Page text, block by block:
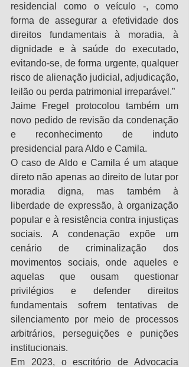
residencial como o veículo -, como
forma de assegurar a efetividade dos
direitos fundamentais à moradia, à
dignidade e à saúde do executado,
evitando-se, de forma urgente, qualquer
risco de alienação judicial, adjudicação,
leilão ou perda patrimonial irreparável.”
Jaime Fregel protocolou também um
novo pedido de revisão da condenação
e reconhecimento de induto
presidencial para Aldo e Camila.
O caso de Aldo e Camila é um ataque
direto não apenas ao direito de lutar por
moradia digna, mas também à
liberdade de expressão, à organização
popular e à resistência contra injustiças
sociais. A condenação expõe um
cenário de criminalização dos
movimentos sociais, onde aqueles e
aquelas que ousam questionar
privilégios e defender direitos
fundamentais sofrem tentativas de
silenciamento por meio de processos
arbitrários, perseguições e punições
institucionais.
Em 2023, o escritório de Advocacia